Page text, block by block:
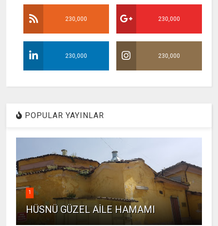
230,000 230,000
230,000 230,000
POPULAR YAYINLAR
1
HÜSNÜ GÜZEL AİLE HAMAMI